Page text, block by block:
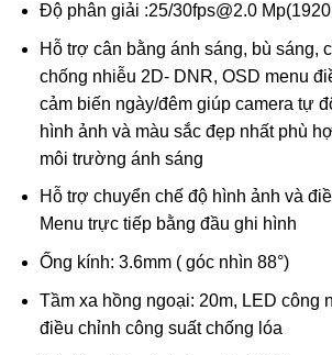
Độ phân giải :25/30fps@2.0
Hỗ trợ cân bằng ánh sáng, bù sáng,
chống nhiễu 2D- DNR, OSD menu
cảm biến ngày/đêm giúp camera tự
hình ảnh và màu sắc đẹp nhất phù
môi trường ánh sáng
Hỗ trợ chuyển chế độ hình ảnh và
Menu trực tiếp bằng đầu ghi hình
Ống kính: 3.6mm ( góc nhìn 88°)
Tầm xa hồng ngoại: 20m, LED công
điều chỉnh công suất chống lóa